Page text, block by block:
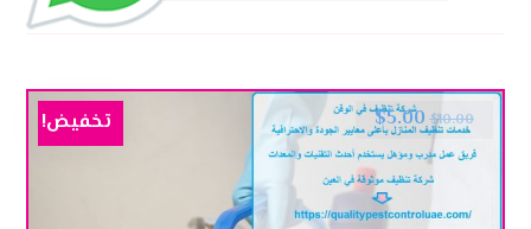
$10.00
$5.00 تخفيض!